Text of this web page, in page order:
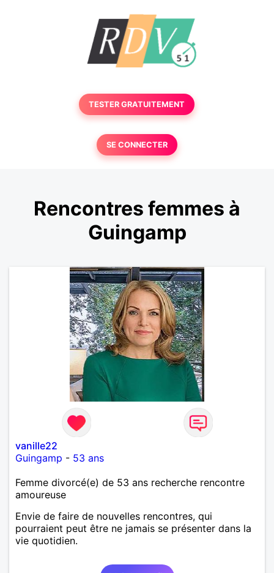
TESTER GRATUITEMENT
SE CONNECTER
Rencontres femmes à
Guingamp
vanille22
Guingamp - 53 ans
Femme divorcé(e) de 53 ans recherche rencontre
amoureuse
Envie de faire de nouvelles rencontres, qui
pourraient peut être ne jamais se présenter dans la
vie quotidien.